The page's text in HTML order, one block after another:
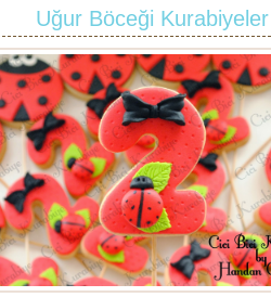
Uğur Böceği Kurabiyeler